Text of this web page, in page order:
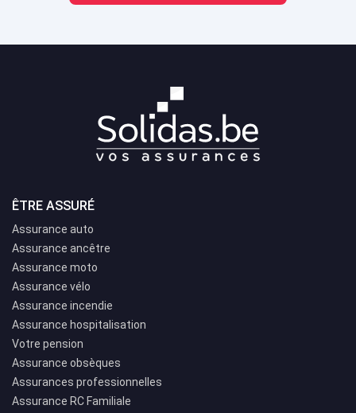
ÊTRE ASSURÉ
Assurance auto
Assurance ancêtre
Assurance moto
Assurance vélo
Assurance incendie
Assurance hospitalisation
Votre pension
Assurance obsèques
Assurances professionnelles
Assurance RC Familiale